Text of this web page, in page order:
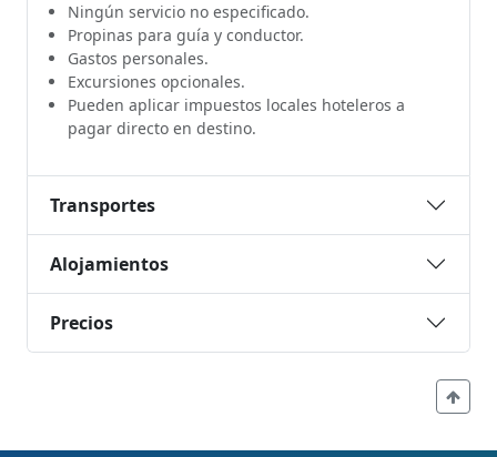
Ningún servicio no especificado.
Propinas para guía y conductor.
Gastos personales.
Excursiones opcionales.
Pueden aplicar impuestos locales hoteleros a
pagar directo en destino.
Transportes
Alojamientos
Precios